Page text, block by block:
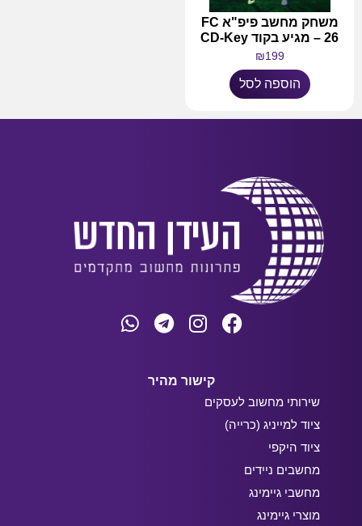
משחק מחשב פיפ"א FC
26 – מגיע בקוד CD-Key
₪199
הוספה לסל
קישור מהיר
שירותי מחשוב לעסקים
ציוד למייניג (כרייה)
ציוד היקפי
מחשבים ניידים
מחשבי גיימינג
מוצרי גיימינג